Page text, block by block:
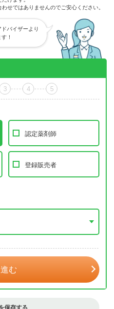
せではありませんのでご安心ください。
バイザーより
！
3 4 5
認定薬剤師
登録販売者
む